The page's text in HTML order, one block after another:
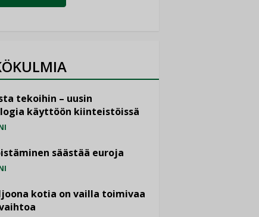
tekoihin – uusin
käyttöön kiinteistöissä
säästää euroja
kotia on vailla toimivaa